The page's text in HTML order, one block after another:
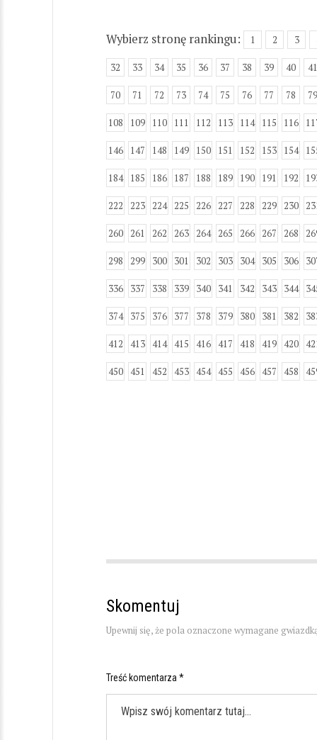
Wybierz stronę rankingu: 1 2 3
32 33 34 35 36 37 38 39 40 41
70 71 72 73 74 75 76 77 78 79
108 109 110 111 112 113 114 115 116
146 147 148 149 150 151 152 153 154
184 185 186 187 188 189 190 191 192
222 223 224 225 226 227 228 229 230
260 261 262 263 264 265 266 267 268
298 299 300 301 302 303 304 305 306
336 337 338 339 340 341 342 343 344
374 375 376 377 378 379 380 381 382
412 413 414 415 416 417 418 419 420
450 451 452 453 454 455 456 457 458
Skomentuj
Upewnij się, że pola oznaczone wymagane
Treść komentarza *